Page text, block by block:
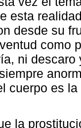
esta
desde su
como
ni
cuerpo es
la